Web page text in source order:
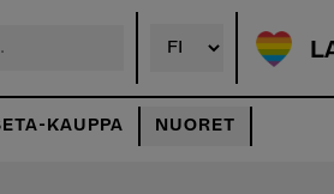
KAUPPA NUORET